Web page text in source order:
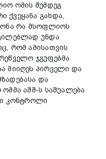
ომის შემდეგ
ქვეყანა გახდა,
რა მსოფლიოს
უნდა
რომ ამისათვის
ჯგუფებმა
მიიღეს პირველი და
და
აშშ-ს საშუალება
კონტროლი